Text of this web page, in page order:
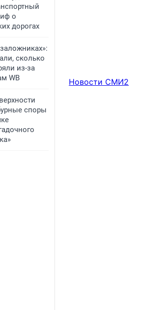
о
дорогах
сколько
из-за
WB
споры
Новости СМИ2